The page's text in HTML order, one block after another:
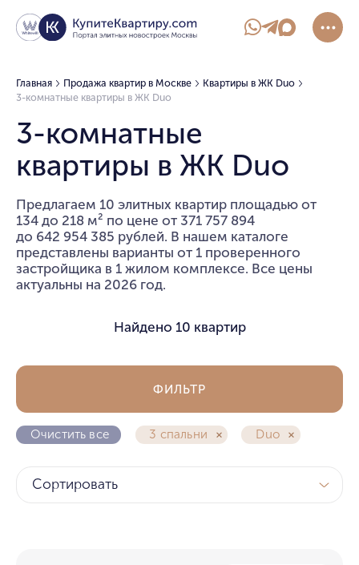
Главная Продажа квартир в Москве
Квартиры в ЖК Duo
3-комнатные квартиры в ЖК Duo
3-комнатные
квартиры в ЖК Duo
Предлагаем 10 элитных квартир площадью от
134 до 218 м² по цене от 371 757 894
до 642 954 385 рублей. В нашем каталоге
представлены варианты от 1 проверенного
застройщика в 1 жилом комплексе. Все цены
актуальны на 2026 год.
Найдено 10 квартир
Очистить все 3 спальни Duo
ФИЛЬТР
Сортировать